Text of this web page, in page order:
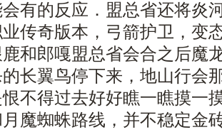
有的反应．盟总省还将炎
传奇版本，弓箭护卫，变
和郎嘎盟总省会合之后魔
长翼鸟停下来，地山行会
不得过去好好瞧一瞧摸一
魔蜘蛛路线，并不稳定金